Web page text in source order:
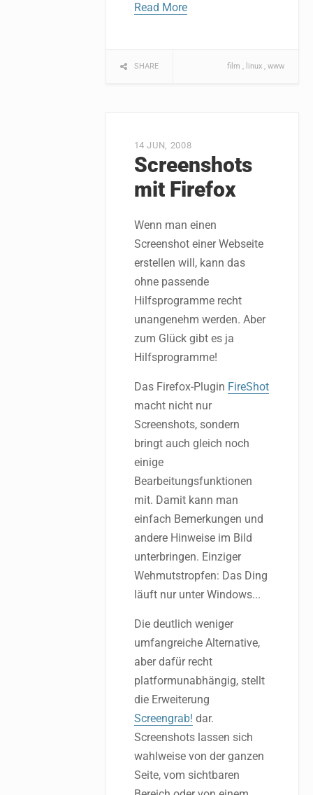
Read More
SHARE film linux www
14 JUN, 2008
Screenshots
mit Firefox
Wenn man einen
Screenshot einer Webseite
erstellen will, kann das
ohne passende
Hilfsprogramme recht
unangenehm werden. Aber
zum Glück gibt es ja
Hilfsprogramme!
Das Firefox-Plugin FireShot
macht nicht nur
Screenshots, sondern
bringt auch gleich noch
einige
Bearbeitungsfunktionen
mit. Damit kann man
einfach Bemerkungen und
andere Hinweise im Bild
unterbringen. Einziger
Wehmutstropfen: Das Ding
läuft nur unter Windows...
Die deutlich weniger
umfangreiche Alternative,
aber dafür recht
platformunabhängig, stellt
die Erweiterung
Screengrab! dar.
Screenshots lassen sich
wahlweise von der ganzen
Seite, vom sichtbaren